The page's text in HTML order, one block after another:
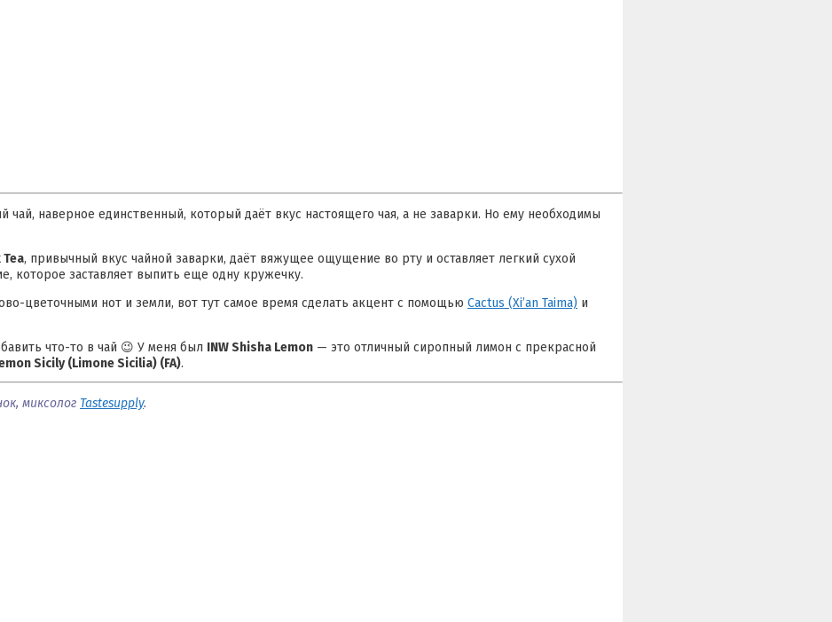
чай, наверное единственный, который даёт вкус настоящего чая, а не заварки. Но ему необходимы
Tea, привычный вкус чайной заварки, даёт вяжущее ощущение во рту и оставляет легкий сухой
которое заставляет выпить еще одну кружечку.
цветочными нот и земли, вот тут самое время сделать акцент с помощью Cactus (Xi’an Taima) и
что-то в чай 😉 У меня был INW Shisha Lemon — это отличный сиропный лимон с прекрасной
Sicily (Limone Sicilia) (FA).
миксолог Tastesupply.